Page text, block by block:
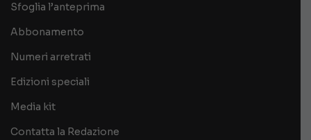
Sfoglia l’anteprima
Abbonamento
Numeri arretrati
Edizioni speciali
Media kit
Contatta la Redazione